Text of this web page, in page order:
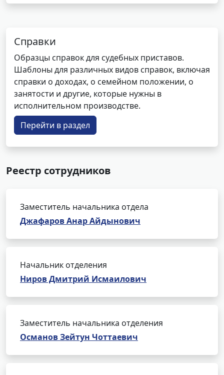
Справки
Образцы справок для судебных приставов.
Шаблоны для различных видов справок, включая
справки о доходах, о семейном положении, о
занятости и другие, которые нужны в
исполнительном производстве.
Перейти в раздел
Реестр сотрудников
Заместитель начальника отдела
Джафаров Анар Айдынович
Начальник отделения
Ниров Дмитрий Исмаилович
Заместитель начальника отделения
Османов Зейтун Чоттаевич